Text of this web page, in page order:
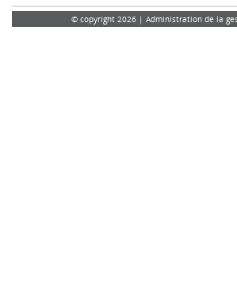
© copyright 2026 | Administration de la